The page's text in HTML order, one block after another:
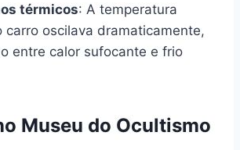
térmicos: A temperatura
carro oscilava dramaticamente,
entre calor sufocante e frio
Museu do Ocultismo